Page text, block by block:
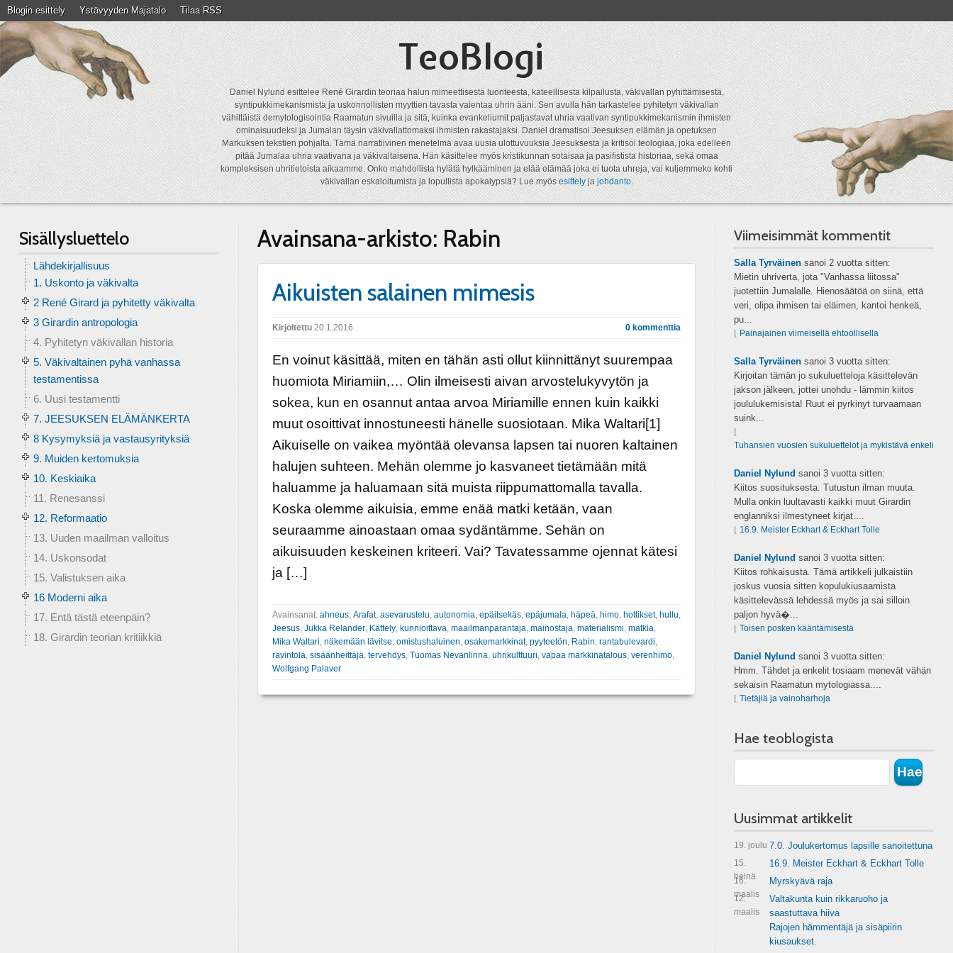
Blogin esittely Ystävyyden Majatalo Tilaa RSS
TeoBlogi
Daniel Nylund esittelee René Girardin teoriaa halun mimeettisestä luonteesta, kateellisesta kilpailusta, väkivallan pyhittämisestä,
syntipukkimekanismista ja uskonnollisten myyttien tavasta vaientaa uhrin ääni. Sen avulla hän tarkastelee pyhitetyn väkivallan
vähittäistä demytologisointia Raamatun sivuilla ja sitä, kuinka evankeliumit paljastavat uhria vaativan syntipukkimekanismin ihmisten
ominaisuudeksi ja Jumalan täysin väkivallattomaksi ihmisten rakastajaksi. Daniel dramatisoi Jeesuksen elämän ja opetuksen
Markuksen tekstien pohjalta. Tämä narratiivinen menetelmä avaa uusia ulottuvuuksia Jeesuksesta ja kritisoi teologiaa, joka edelleen
pitää Jumalaa uhria vaativana ja väkivaltaisena. Hän käsittelee myös kristikunnan sotaisaa ja pasifistista historiaa, sekä omaa
kompleksisen uhritietoista aikaamme. Onko mahdollista hylätä hylkääminen ja elää elämää joka ei tuota uhreja, vai kuljemmeko kohti
väkivallan eskaloitumista ja lopullista apokalypsiä? Lue myösesittelyjajohdanto.
Avainsana-arkisto: Rabin
Aikuisten salainen mimesis
Kirjoitettu20.1.2016 0 kommenttia
En voinut käsittää, miten en tähän asti ollut kiinnittänyt suurempaa
huomiota Miriamiin,… Olin ilmeisesti aivan arvostelukyvytön ja
sokea, kun en osannut antaa arvoa Miriamille ennen kuin kaikki
muut osoittivat innostuneesti hänelle suosiotaan. Mika Waltari[1]
Aikuiselle on vaikea myöntää olevansa lapsen tai nuoren kaltainen
halujen suhteen. Mehän olemme jo kasvaneet tietämään mitä
haluamme ja haluamaan sitä muista riippumattomalla tavalla.
Koska olemme aikuisia, emme enää matki ketään, vaan
seuraamme ainoastaan omaa sydäntämme. Sehän on
aikuisuuden keskeinen kriteeri. Vai? Tavatessamme ojennat kätesi
ja […]
Avainsanat: ahneus, Arafat, asevarustelu autonomia epäitsekäs, epäjumala häpeä himo, hottikset, hullu
Jeesus, Jukka Relander, Kättely, kunnioittava maailmanparantaja mainostaja materialismi matkia
Mika Waltari näkemään lävitse omistushaluinen osakemarkkinat, pyyteetön Rabin rantabulevardi
ravintola sisäänheittäjä tervehdys, Tuomas Nevanlinna uhrikulttuuri vapaa markkinatalous, verenhimo,
Wolfgang Palaver
Sisällysluettelo
Lähdekirjallisuus
1. Uskonto ja väkivalta
2 René Girard ja pyhitetty väkivalta
3 Girardin antropologia
4. Pyhitetyn väkivallan historia
5. Väkivaltainen pyhä vanhassa
testamentissa
6. Uusi testamentti
7. JEESUKSEN ELÄMÄNKERTA
8 Kysymyksiä ja vastausyrityksiä
9. Muiden kertomuksia
10. Keskiaika
11. Renesanssi
12. Reformaatio
13. Uuden maailman valloitus
14. Uskonsodat
15. Valistuksen aika
16 Moderni aika
17. Entä tästä eteenpäin?
18. Girardin teorian kritiikkiä
Viimeisimmät kommentit
Salla Tyrväinensanoi 2 vuotta sitten:
Mietin uhriverta, jota "Vanhassa liitossa"
juotettiin Jumalalle. Hienosäätöä on siinä, että
veri, olipa ihmisen tai eläimen, kantoi henkeä,
pu...
Painajainen viimeisellä ehtoollisella
Salla Tyrväinensanoi 3 vuotta sitten:
Kirjoitan tämän jo sukuluetteloja käsittelevän
jakson jälkeen, jottei unohdu - lämmin kiitos
joululukemisista! Ruut ei pyrkinyt turvaamaan
suink...
Tuhansien vuosien sukuluettelot ja mykistävä enkeli
Daniel Nylund sanoi 3 vuotta sitten:
Kiitos suosituksesta. Tutustun ilman muuta.
Mulla onkin luultavasti kaikki muut Girardin
englanniksi ilmestyneet kirjat....
16.9. Meister Eckhart & Eckhart Tolle
Daniel Nylund sanoi 3 vuotta sitten:
Kiitos rohkaisusta. Tämä artikkeli julkaistiin
joskus vuosia sitten kopulukiusaamista
käsittelevässä lehdessä myös ja sai silloin
paljon hyvä�...
Toisen posken kääntämisestä
Daniel Nylund sanoi 3 vuotta sitten:
Hmm. Tähdet ja enkelit tosiaam menevät vähän
sekaisin Raamatun mytologiassa....
Tietäjiä ja vainoharhoja
Hae teoblogista
Uusimmat artikkelit
19. joulu 7.0. Joulukertomus lapsille sanoitettuna
15.
heinä
16.9. Meister Eckhart & Eckhart Tolle
16.
maalis
Myrskyävä raja
12.
maalis
Valtakunta kuin rikkaruoho ja
saastuttava hiiva
Rajojen hämmentäjä ja sisäpiirin
kiusaukset.